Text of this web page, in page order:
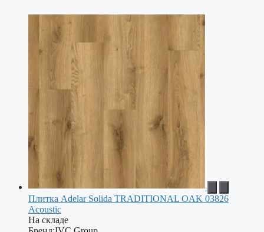
Плитка Adelar Solida TRADITIONAL OAK 03826
Acoustic
На складе